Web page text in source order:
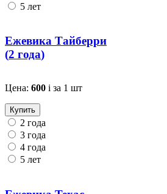
5 лет
Ежевика Тайберри
(2 года)
Цена: 600 i за 1 шт
Купить
2 года
3 года
4 года
5 лет